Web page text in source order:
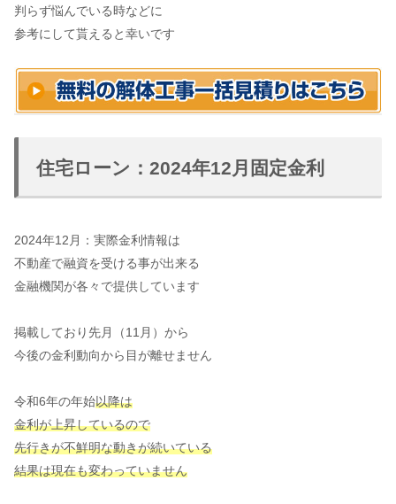
判らず悩んでいる時などに
参考にして貰えると幸いです
住宅ローン：2024年12月固定金利
2024年12月：実際金利情報は
不動産で融資を受ける事が出来る
金融機関が各々で提供しています
掲載しており先月（11月）から
今後の金利動向から目が離せません
令和6年の年始以降は
金利が上昇しているので
先行きが不鮮明な動きが続いている
結果は現在も変わっていません